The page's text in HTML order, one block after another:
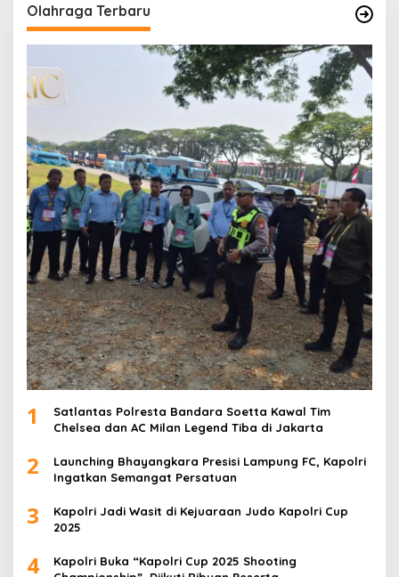
Olahraga Terbaru
1
Satlantas Polresta Bandara Soetta Kawal Tim
Chelsea dan AC Milan Legend Tiba di Jakarta
2
Launching Bhayangkara Presisi Lampung FC, Kapolri
Ingatkan Semangat Persatuan
3
Kapolri Jadi Wasit di Kejuaraan Judo Kapolri Cup
2025
4
Kapolri Buka “Kapolri Cup 2025 Shooting